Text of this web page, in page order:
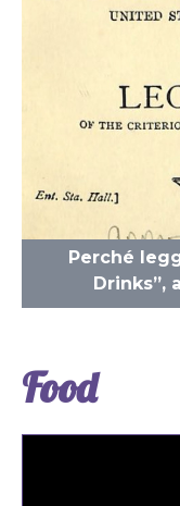
Perché
Drinks”,
Food